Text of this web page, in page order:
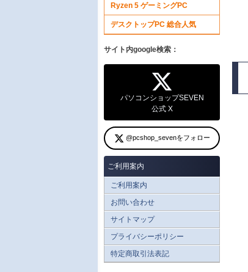
Ryzen 5 ゲーミングPC
デスクトップPC 総合人気
サイト内google検索：
パソコンショップSEVEN
公式 X
@pcshop_sevenをフォロー
ご利用案内
ご利用案内
お問い合わせ
サイトマップ
プライバシーポリシー
特定商取引法表記